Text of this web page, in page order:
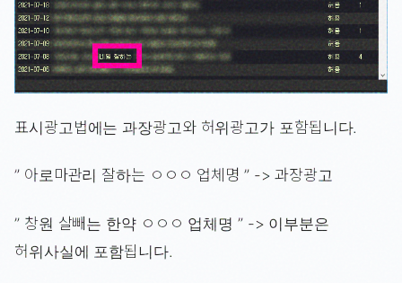
표시광고법에는 과장광고와 허위광고가 포함됩니다.
” 아로마관리 잘하는 ㅇㅇㅇ 업체명 ” -> 과장광고
” 창원 살빼는 한약 ㅇㅇㅇ 업체명 ” -> 이부분은
허위사실에 포함됩니다.